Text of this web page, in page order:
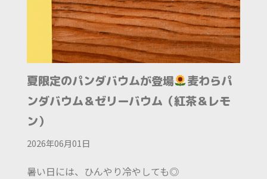
夏限定のパンダバウムが登場
麦わらパ
ンダバウム＆ゼリーバウム（紅茶＆レモ
ン）
2026年06月01日
暑い日には、ひんやり冷やしても◎